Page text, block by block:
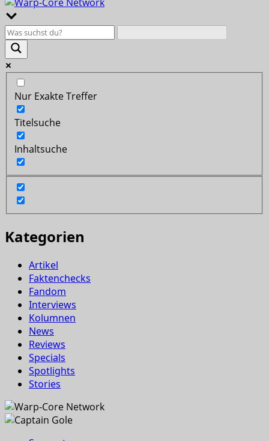
Nur Exakte Treffer
Titelsuche
Inhaltsuche
Kategorien
Artikel
Faktenchecks
Fandom
Interviews
Kolumnen
News
Reviews
Specials
Spotlights
Stories